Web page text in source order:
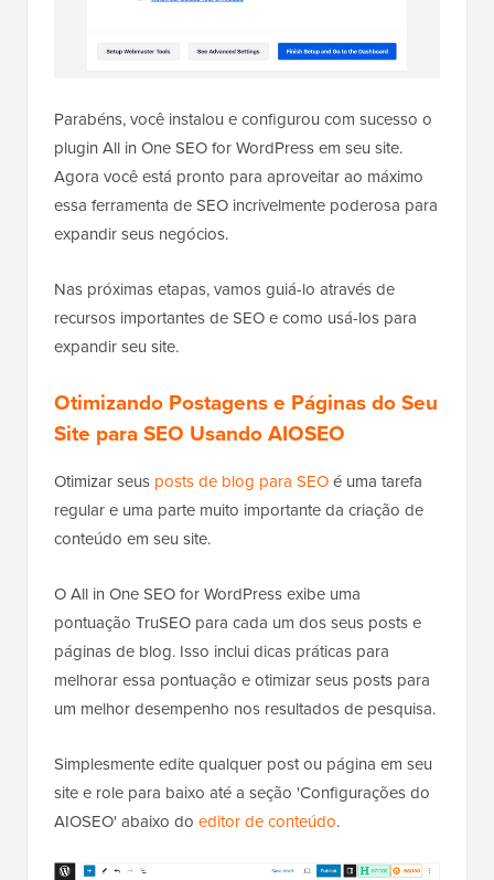
Parabéns, você instalou e configurou com sucesso o
plugin All in One SEO for WordPress em seu site.
Agora você está pronto para aproveitar ao máximo
essa ferramenta de SEO incrivelmente poderosa para
expandir seus negócios.
Nas próximas etapas, vamos guiá-lo através de
recursos importantes de SEO e como usá-los para
expandir seu site.
Otimizando Postagens e Páginas do Seu
Site para SEO Usando AIOSEO
Otimizar seus posts de blog para SEOé uma tarefa
regular e uma parte muito importante da criação de
conteúdo em seu site.
O All in One SEO for WordPress exibe uma
pontuação TruSEO para cada um dos seus posts e
páginas de blog. Isso inclui dicas práticas para
melhorar essa pontuação e otimizar seus posts para
um melhor desempenho nos resultados de pesquisa.
Simplesmente edite qualquer post ou página em seu
site e role para baixo até a seção 'Configurações do
AIOSEO' abaixo do editor de conteúdo.